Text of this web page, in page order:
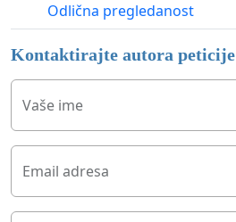
Odlična pregledanost
Kontaktirajte autora peticije
Vaše ime
Email adresa